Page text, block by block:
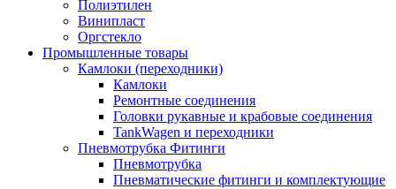
Полиэтилен
Винипласт
Оргстекло
Промышленные товары
Камлоки (переходники)
Камлоки
Ремонтные соединения
Головки рукавные и крабовые соединения
TankWagen и переходники
Пневмотрубка Фитинги
Пневмотрубка
Пневматические фитинги и комплектующие